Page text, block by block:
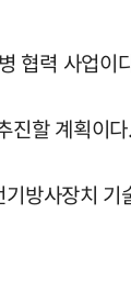
협력 사업이
진할 계획이다.
방사장치 기